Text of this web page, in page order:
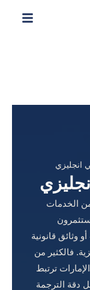
الخدمات
وثائق قانونية
فالكثير من
ترتبط
دقة الترجمة